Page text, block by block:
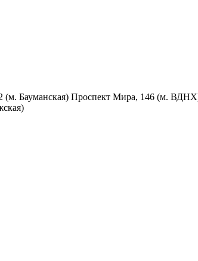
(м. Бауманская) Проспект Мира, 146 (м.